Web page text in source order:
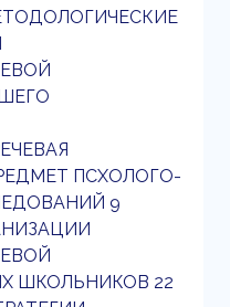
ПСХОЛОГО-
9
ШКОЛЬНИКОВ 22